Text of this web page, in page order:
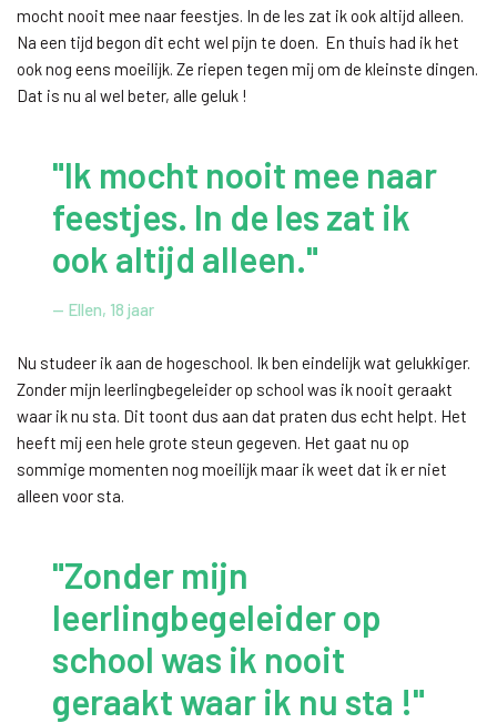
mocht nooit mee naar feestjes. In de les zat ik ook altijd alleen.
Na een tijd begon dit echt wel pijn te doen. En thuis had ik het
ook nog eens moeilijk. Ze riepen tegen mij om de kleinste dingen.
Dat is nu al wel beter, alle geluk !
"Ik mocht nooit mee naar
feestjes. In de les zat ik
ook altijd alleen."
— Ellen, 18 jaar
Nu studeer ik aan de hogeschool. Ik ben eindelijk wat gelukkiger.
Zonder mijn leerlingbegeleider op school was ik nooit geraakt
waar ik nu sta. Dit toont dus aan dat praten dus echt helpt. Het
heeft mij een hele grote steun gegeven. Het gaat nu op
sommige momenten nog moeilijk maar ik weet dat ik er niet
alleen voor sta.
"Zonder mijn
leerlingbegeleider op
school was ik nooit
geraakt waar ik nu sta !"